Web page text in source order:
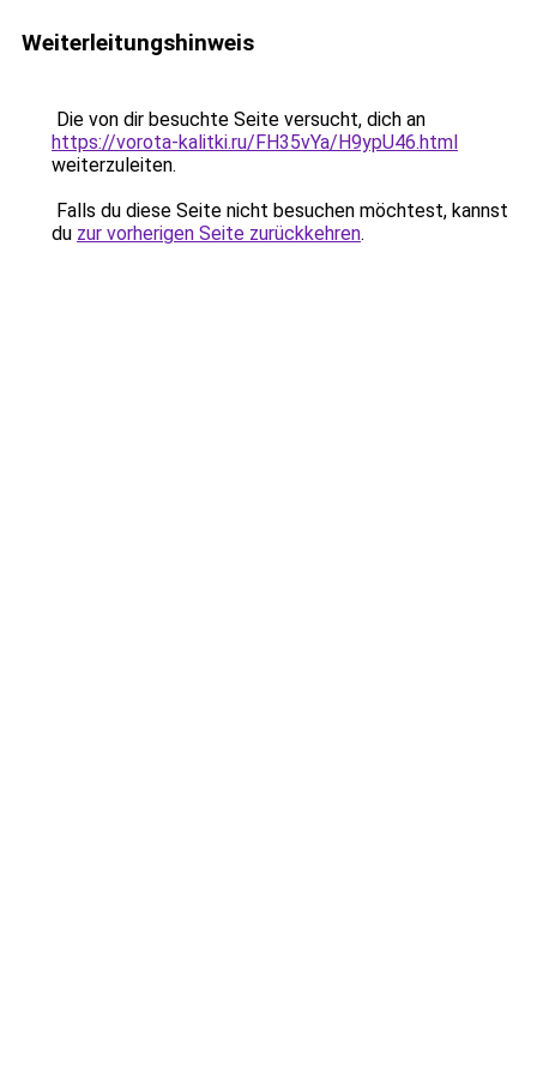
Weiterleitungshinweis
Die von dir besuchte Seite versucht, dich an
https://vorota-kalitki.ru/FH35vYa/H9ypU46.html
weiterzuleiten.
Falls du diese Seite nicht besuchen möchtest, kannst
du zur vorherigen Seite zurückkehren.